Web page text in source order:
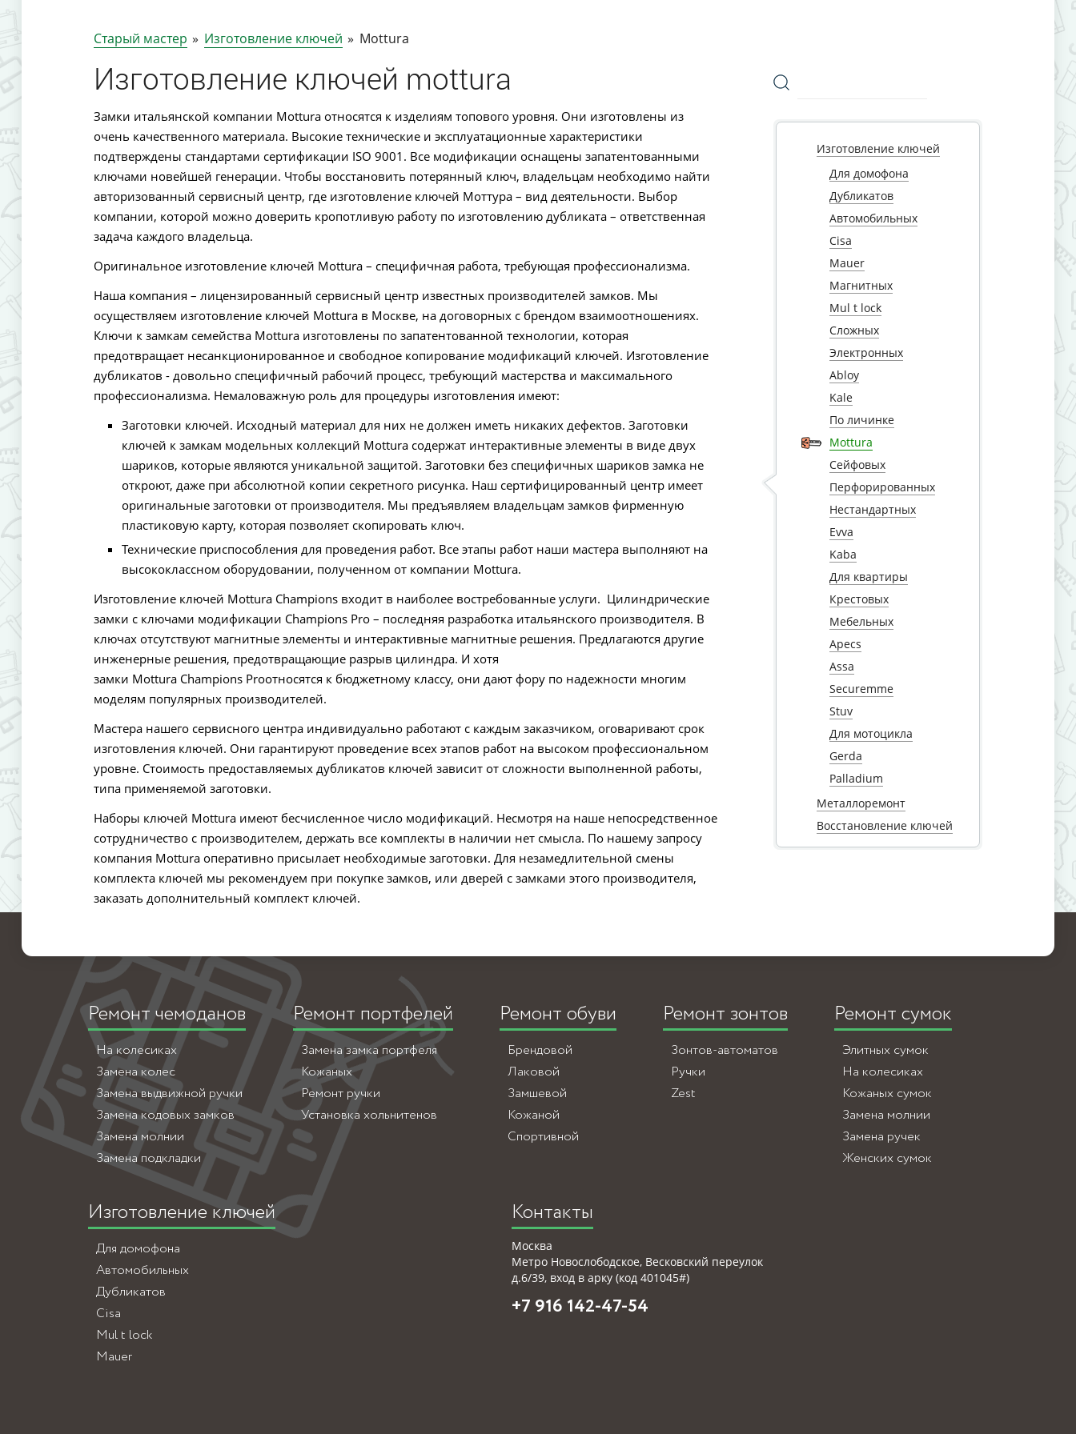
Старый мастер » Изготовление ключей » Mottura
Изготовление ключей mottura
Замки итальянской компании Mottura относятся к изделиям топового уровня. Они изготовлены из
очень качественного материала. Высокие технические и эксплуатационные характеристики
подтверждены стандартами сертификации ISО 9001. Все модификации оснащены запатентованными
ключами новейшей генерации. Чтобы восстановить потерянный ключ, владельцам необходимо найти
авторизованный сервисный центр, где изготовление ключей Моттура – вид деятельности. Выбор
компании, которой можно доверить кропотливую работу по изготовлению дубликата – ответственная
задача каждого владельца.
Оригинальное изготовление ключей Mottura – специфичная работа, требующая профессионализма.
Наша компания – лицензированный сервисный центр известных производителей замков. Мы
осуществляем изготовление ключей Mottura в Москве, на договорных с брендом взаимоотношениях.
Ключи к замкам семейства Mottura изготовлены по запатентованной технологии, которая
предотвращает несанкционированное и свободное копирование модификаций ключей. Изготовление
дубликатов - довольно специфичный рабочий процесс, требующий мастерства и максимального
профессионализма. Немаловажную роль для процедуры изготовления имеют:
Заготовки ключей. Исходный материал для них не должен иметь никаких дефектов. Заготовки
ключей к замкам модельных коллекций Mottura содержат интерактивные элементы в виде двух
шариков, которые являются уникальной защитой. Заготовки без специфичных шариков замка не
откроют, даже при абсолютной копии секретного рисунка. Наш сертифицированный центр имеет
оригинальные заготовки от производителя. Мы предъявляем владельцам замков фирменную
пластиковую карту, которая позволяет скопировать ключ.
Технические приспособления для проведения работ. Все этапы работ наши мастера выполняют на
высококлассном оборудовании, полученном от компании Mottura.
Изготовление ключей Mottura Champions входит в наиболее востребованные услуги. Цилиндрические
замки с ключами модификации Champions Pro – последняя разработка итальянского производителя. В
ключах отсутствуют магнитные элементы и интерактивные магнитные решения. Предлагаются другие
инженерные решения, предотвращающие разрыв цилиндра. И хотя
замки Mottura Champions Proотносятся к бюджетному классу, они дают фору по надежности многим
моделям популярных производителей.
Мастера нашего сервисного центра индивидуально работают с каждым заказчиком, оговаривают срок
изготовления ключей. Они гарантируют проведение всех этапов работ на высоком профессиональном
уровне. Стоимость предоставляемых дубликатов ключей зависит от сложности выполненной работы,
типа применяемой заготовки.
Наборы ключей Mottura имеют бесчисленное число модификаций. Несмотря на наше непосредственное
сотрудничество с производителем, держать все комплекты в наличии нет смысла. По нашему запросу
компания Mottura оперативно присылает необходимые заготовки. Для незамедлительной смены
комплекта ключей мы рекомендуем при покупке замков, или дверей с замками этого производителя,
заказать дополнительный комплект ключей.
Изготовление ключей
Для домофона
Дубликатов
Автомобильных
Cisa
Mauer
Магнитных
Mul t lock
Сложных
Электронных
Abloy
Kale
По личинке
Mottura
Сейфовых
Перфорированных
Нестандартных
Evva
Kaba
Для квартиры
Крестовых
Мебельных
Apecs
Assa
Securemme
Stuv
Для мотоцикла
Gerda
Palladium
Металлоремонт
Восстановление ключей
Ремонт чемоданов
На колесиках
Замена колес
Замена выдвижной ручки
Замена кодовых замков
Замена молнии
Замена подкладки
Ремонт портфелей
Замена замка портфеля
Кожаных
Ремонт ручки
Установка хольнитенов
Ремонт обуви
Брендовой
Лаковой
Замшевой
Кожаной
Спортивной
Ремонт зонтов
Зонтов-автоматов
Ручки
Zest
Ремонт сумок
Элитных сумок
На колесиках
Кожаных сумок
Замена молнии
Замена ручек
Женских сумок
Изготовление ключей
Для домофона
Автомобильных
Дубликатов
Cisa
Mul t lock
Mauer
Контакты
Москва
Метро Новослободское, Весковский переулок
д.6/39, вход в арку (код 401045#)
+7 916 142-47-54